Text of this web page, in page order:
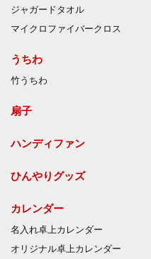
ジャガードタオル
マイクロファイバークロス
うちわ
竹うちわ
扇子
ハンディファン
ひんやりグッズ
カレンダー
名入れ卓上カレンダー
オリジナル卓上カレンダー